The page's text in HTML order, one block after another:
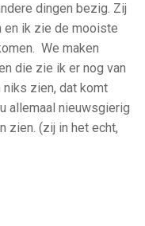
dingen bezig. Zij
en ik zie de mooiste
We maken
die zie ik er nog van
niks zien, dat komt
allemaal nieuwsgierig
zien. (zij in het echt,